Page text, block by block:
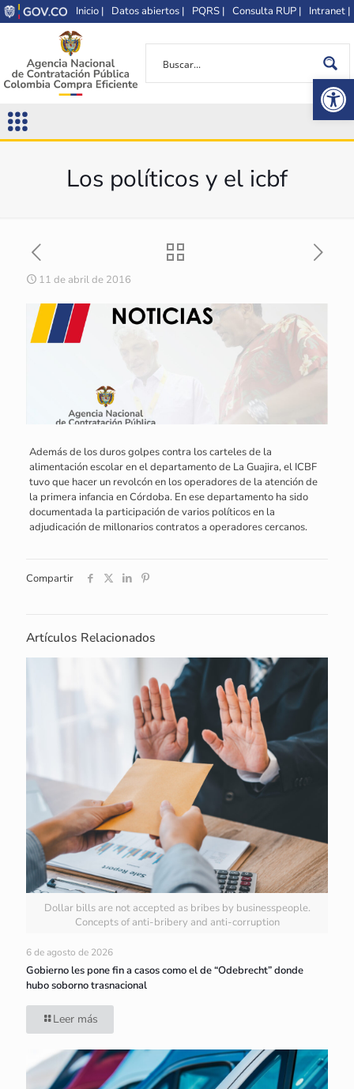
Inicio | Datos abiertos | PQRS | Consulta RUP | Intranet |
Los políticos y el icbf
11 de abril de 2016
Además de los duros golpes contra los carteles de la
alimentación escolar en el departamento de La Guajira, el ICBF
tuvo que hacer un revolcón en los operadores de la atención de
la primera infancia en Córdoba. En ese departamento ha sido
documentada la participación de varios políticos en la
adjudicación de millonarios contratos a operadores cercanos.
Compartir
Artículos Relacionados
Dollar bills are not accepted as bribes by businesspeople.
Concepts of anti-bribery and anti-corruption
6 de agosto de 2026
Gobierno les pone fin a casos como el de “Odebrecht” donde
hubo soborno trasnacional
Leer más